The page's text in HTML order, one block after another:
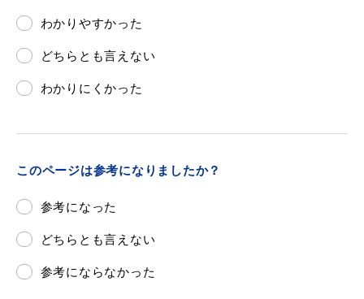
便利なサービス
わかりやすかった
どちらとも言えない
わかりにくかった
このページは参考になりましたか？
参考になった
どちらとも言えない
参考にならなかった